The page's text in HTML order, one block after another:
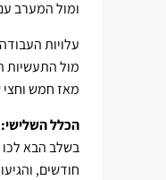
ומול המערב
עלויות
מול התעשיות המתקדמות
מאז חמש וחצי
הכלל
בשלב הבא
חודשים,